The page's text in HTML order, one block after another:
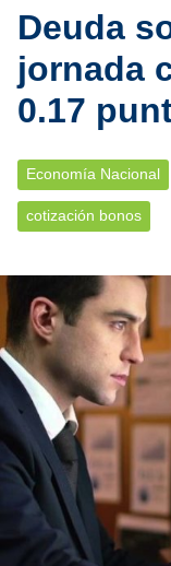
Deuda
jornada
0.17
Economía Nacional
cotización bonos